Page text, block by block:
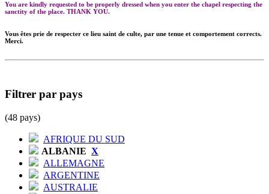
You are kindly requested to be properly dressed when you enter the chapel respecting the
sanctity of the place. THANK YOU.
Vous êtes prie de respecter ce lieu saint de culte, par une tenue et comportement corrects.
Merci.
Filtrer par pays
(48 pays)
AFRIQUE DU SUD
ALBANIE X
ALLEMAGNE
ARGENTINE
AUSTRALIE